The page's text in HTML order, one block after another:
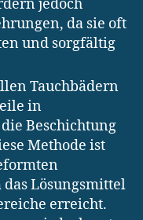
jedoch
da sie oft
und sorgfältig
Tauchbädern
in
Beschichtung
Methode ist
Lösungsmittel
erreicht.